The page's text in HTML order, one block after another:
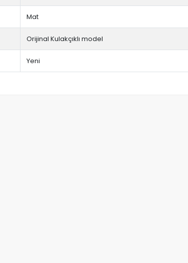
Mat
Orijinal Kulakçıklı model
Yeni